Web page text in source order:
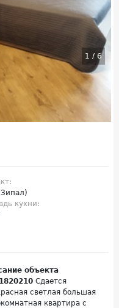
1 / 6
кухни:
объекта
Сдается
светлая большая
квартира с